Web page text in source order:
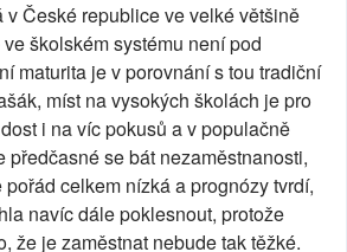
v České republice ve velké většině
školském systému není pod
maturita je v porovnání s tou tradiční
míst na vysokých školách je pro
i na víc pokusů a v populačně
předčasné se bát nezaměstnanosti,
celkem nízká a prognózy tvrdí,
navíc dále poklesnout, protože
že je zaměstnat nebude tak těžké.